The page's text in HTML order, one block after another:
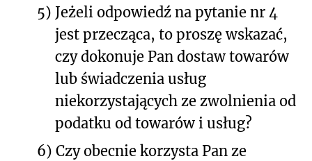
5) Jeżeli odpowiedź na pytanie nr 4
jest przecząca, to proszę wskazać,
czy dokonuje Pan dostaw towarów
lub świadczenia usług
niekorzystających ze zwolnienia od
podatku od towarów i usług?
6) Czy obecnie korzysta Pan ze